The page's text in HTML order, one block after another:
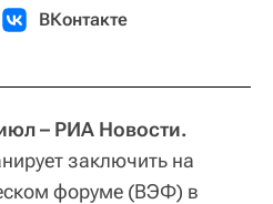
ВКонтакте
– РИА Новости.
заключить на
форуме (ВЭФ) в